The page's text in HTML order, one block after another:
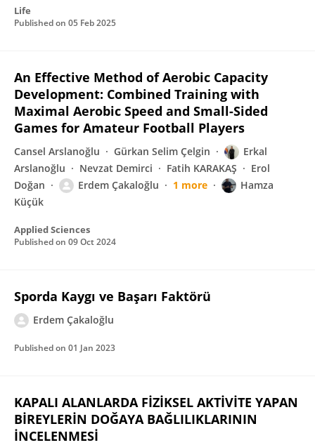
Life
Published on 05 Feb 2025
An Effective Method of Aerobic Capacity
Development: Combined Training with
Maximal Aerobic Speed and Small-Sided
Games for Amateur Football Players
Cansel Arslanoğlu Gürkan Selim Çelgin
Erkal
Arslanoğlu
Nevzat Demirci Fatih KARAKAŞ
Erol
Doğan
Erdem Çakaloğlu 1 more
Hamza
Küçük
Applied Sciences
Published on 09 Oct 2024
Sporda Kaygı ve Başarı Faktörü
Erdem Çakaloğlu
Published on 01 Jan 2023
KAPALI ALANLARDA FİZİKSEL AKTİVİTE YAPAN
BİREYLERİN DOĞAYA BAĞLILIKLARININ
İNCELENMESİ